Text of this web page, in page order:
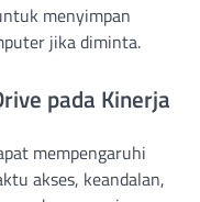
menyimpan
jika diminta.
pada Kinerja
mempengaruhi
akses, keandalan,